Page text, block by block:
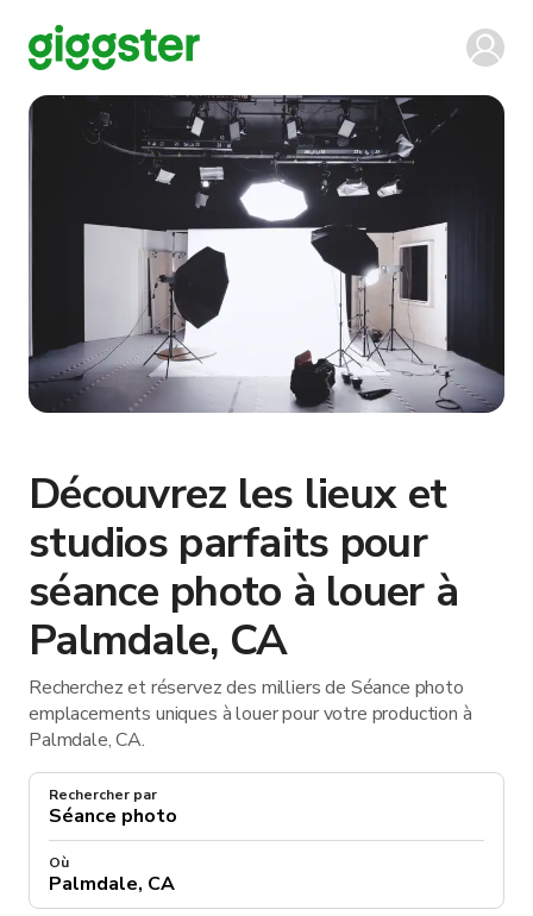
Découvrez les lieux et
studios parfaits pour
séance photo à louer à
Palmdale, CA
Recherchez et réservez des milliers de Séance photo
emplacements uniques à louer pour votre production à
Palmdale, CA.
Rechercher par
Où